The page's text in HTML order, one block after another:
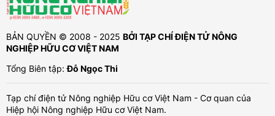
BẢN QUYỀN © 2008 - 2025 BỞI TẠP CHÍ ĐIỆN TỬ NÔNG
NGHIỆP HỮU CƠ VIỆT NAM
Tổng Biên tập:Đỗ Ngọc Thi
Tạp chí điện tử Nông nghiệp Hữu cơ Việt Nam - Cơ quan của
Hiệp hội Nông nghiệp Hữu cơ Việt Nam.